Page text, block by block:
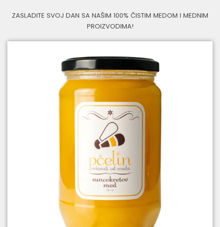
ZASLADITE SVOJ DAN SA NAŠIM 100% ČISTIM MEDOM I MEDNIM
PROIZVODIMA!